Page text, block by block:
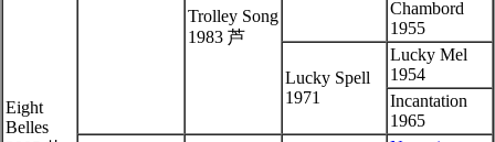
Eight
Belles
Trolley Song
1983 芦
Chambord
1955
Lucky Spell
1971
Lucky Mel
1954
Incantation
1965